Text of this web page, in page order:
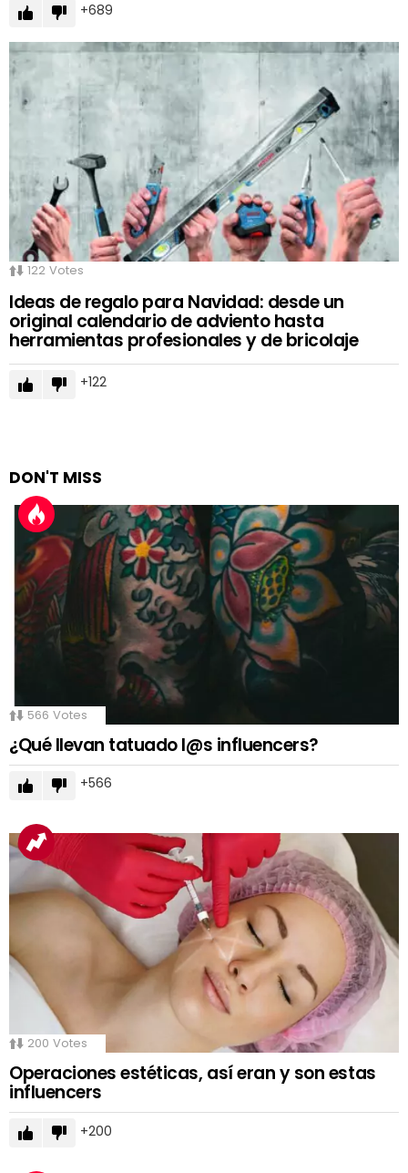
689
122 Votes
Ideas de regalo para Navidad: desde un
original calendario de adviento hasta
herramientas profesionales y de bricolaje
122
DON'T MISS
566 Votes
¿Qué llevan tatuado l@s influencers?
566
200 Votes
Operaciones estéticas, así eran y son estas
influencers
200